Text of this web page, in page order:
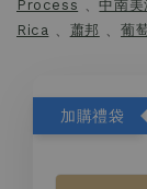
Process 、中南美
Rica 、 蕭邦 、葡
加購禮袋